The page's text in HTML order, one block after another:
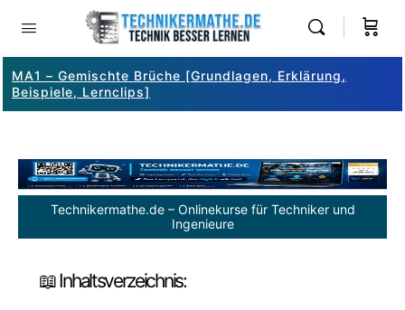
MA1 – Gemischte Brüche [Grundlagen, Erklärung,
Beispiele, Lernclips]
Technikermathe.de – Onlinekurse für Techniker und
Ingenieure
📖 Inhaltsverzeichnis: